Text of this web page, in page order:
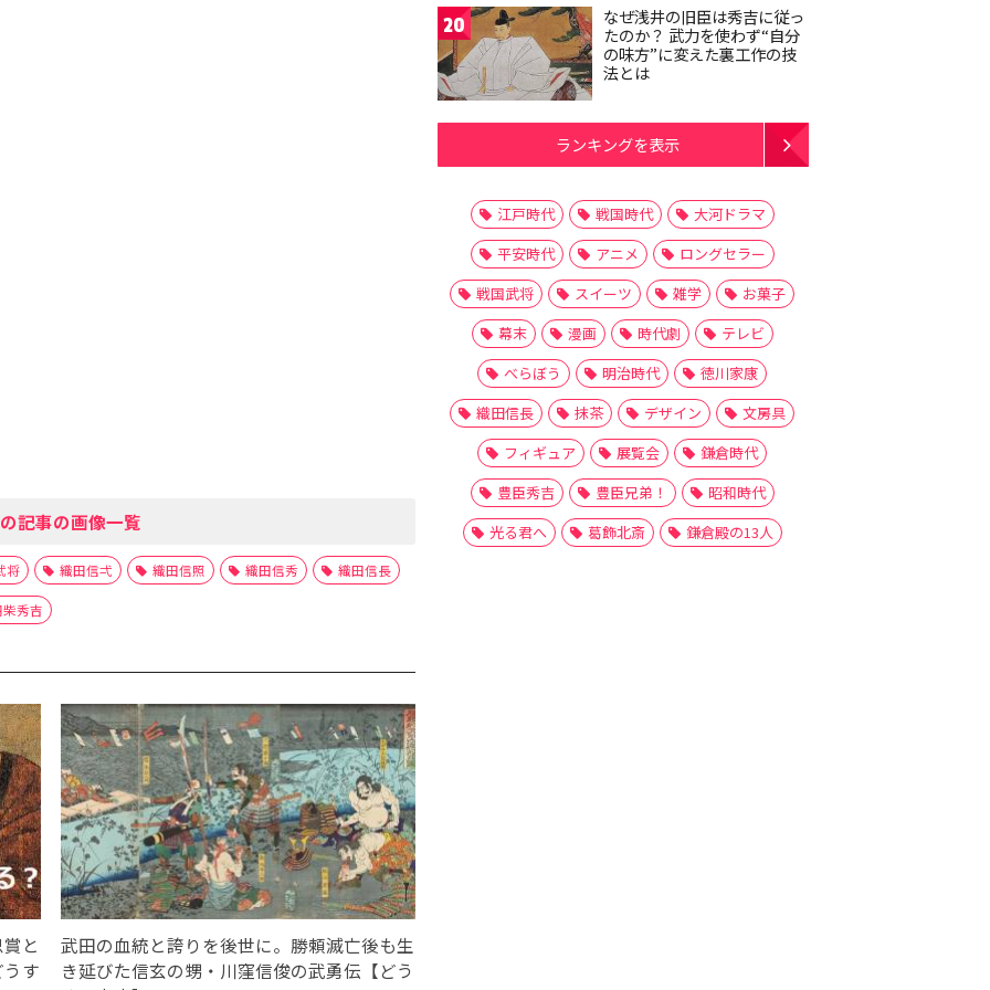
記事の画像一覧
将 織田信弌 織田信照 織田信秀 織田信長
柴秀吉
と
す
武田の血統と誇りを後世に。勝頼滅亡後も生
き延びた信玄の甥・川窪信俊の武勇伝【どう
20
なぜ浅井の旧臣は秀吉に従っ
たのか？ 武力を使わず“自分
の味方”に変えた裏工作の技
法とは
ランキングを表示
江戸時代 戦国時代
大河ドラマ
平安時代
アニメ
ロングセラー
戦国武将
スイーツ 雑学
お菓子
幕末
漫画 時代劇
テレビ
べらぼう
明治時代
徳川家康
織田信長
抹茶 デザイン
文房具
フィギュア
展覧会
鎌倉時代
豊臣秀吉
豊臣兄弟！
昭和時代
光る君へ
葛飾北斎 鎌倉殿の13人